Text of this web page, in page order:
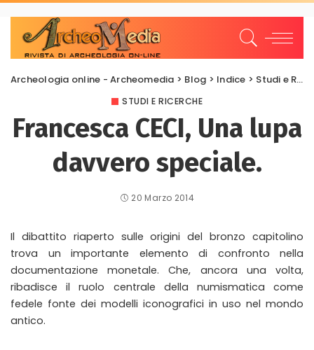
Archeologia online - Archeomedia > Blog > Indice > Studi e Ricerche
STUDI E RICERCHE
Francesca CECI, Una lupa
davvero speciale.
20 Marzo 2014
Il dibattito riaperto sulle origini del bronzo capitolino
trova un importante elemento di confronto nella
documentazione monetale. Che, ancora una volta,
ribadisce il ruolo centrale della numismatica come
fedele fonte dei modelli iconografici in uso nel mondo
antico.